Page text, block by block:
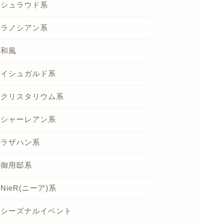
シュラウド系
ラノシアン系
和風
イシュガルド系
クリスタリウム系
シャーレアン系
ラザハン系
御用邸系
NieR(ニーア)系
シーズナルイベント